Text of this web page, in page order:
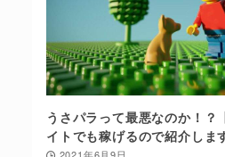
うさパラって最悪なのか！？
イトでも稼げるので紹介しま